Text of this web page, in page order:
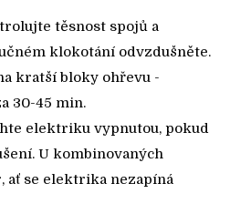
těsnost spojů a
klokotání odvzdušněte.
kratší bloky ohřevu -
30-45 min.
elektriku vypnutou, pokud
U kombinovaných
ať se elektrika nezapíná